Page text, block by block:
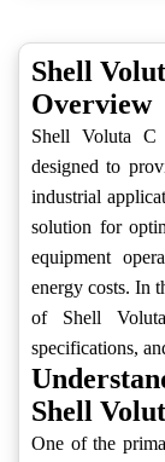
Shell
Overview
Shell Voluta C
designed to
industrial
solution for
equipment
energy costs. In
of Shell
specifications,
Shell
One of the